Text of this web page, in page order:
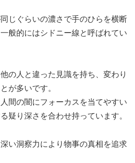
じぐらいの濃さで手のひらを横断
般的にはシドニー線と呼ばれてい
の人と違った見識を持ち、変わり
が多いです。
間の闇にフォーカスを当てやすい
疑り深さを合わせ持っています。
い洞察力により物事の真相を追求